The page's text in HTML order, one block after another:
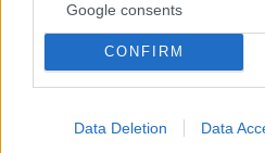
Google consents
CONFIRM
Data Deletion Data